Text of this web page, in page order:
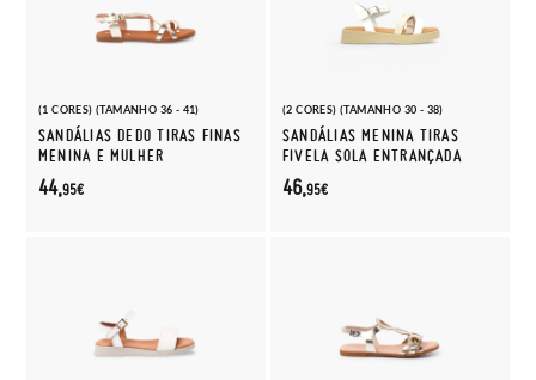
(1 CORES) (TAMANHO 36 - 41)
SANDÁLIAS DEDO TIRAS FINAS
MENINA E MULHER
44,95€
(2 CORES) (TAMANHO 30 - 38)
SANDÁLIAS MENINA TIRAS
FIVELA SOLA ENTRANÇADA
46,95€